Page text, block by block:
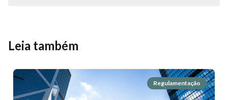
Leia também
Regulamentação